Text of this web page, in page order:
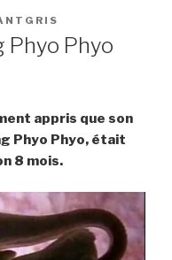
Phyo Phyo
appris que son
Phyo Phyo, était
8 mois.